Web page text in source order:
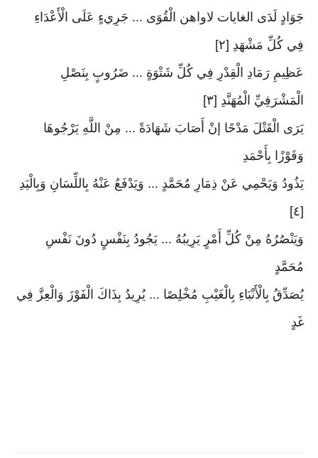
جَوَادٍ لَدَى الغايات لاواهن الْقُوَى ... جَرِيءٍ عَلَى الْأَعْدَاءِ
فِي كُلِّ مَشْهَدِ [٢]
عَظِيمِ رَمَادِ الْقِدْرِ فِي كُلِّ شَتْوَةٍ ... ضَرُوبٍ بِنَصْلِ
الْمَشْرَفِيِّ الْمُهَنَّدِ [٣]
يَرَى الْقَتْلَ مَدْحًا إنْ أَصَابَ شَهَادَةً ... مِنْ اللَّهِ يَرْجُوهَا
وَفَوْزًا بِأَحْمَدِ
يَذُودُ وَيَحْمِي عَنْ ذِمَارِ مُحَمَّدٍ ... وَيَدْفَعُ عَنْهُ بِاللِّسَانِ وَبِالْيَدِ
[٤]
وَيَنْصُرُهُ مِنْ كُلِّ أَمْرٍ يَرِيبُهُ ... يَجُودُ بِنَفْسٍ دُونَ نَفْسِ
مُحَمَّدٍ
يُصَدِّقُ بِالْأَنْبَاءِ بِالْغَيْبِ مُخْلِصًا ... يُرِيدُ بِذَاكَ الْفَوْزَ وَالْعِزَّ فِي
غَدٍ